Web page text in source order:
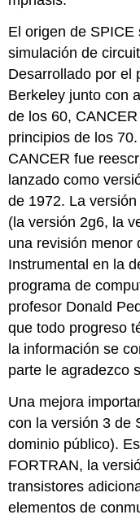
El origen de
simulación de
Desarrollado por el
Berkeley junto con
de los 60,
principios de los
CANCER fue
lanzado como
de 1972. La
(la versión 2g6, la
una revisión menor
Instrumental en la
programa de
profesor Donald
que todo progreso
la información se
parte le agradezco
Una mejora
con la versión 3 de
dominio público).
FORTRAN, la
transistores
elementos de